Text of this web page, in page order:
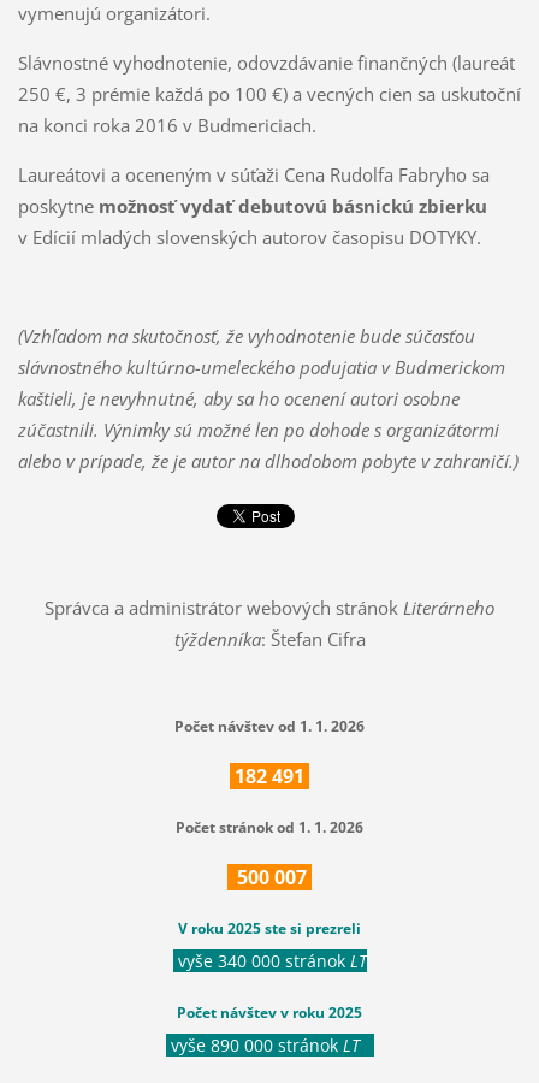
vymenujú organizátori.
Slávnostné vyhodnotenie, odovzdávanie finančných (laureát
250 €, 3 prémie každá po 100 €) a vecných cien sa uskutoční
na konci roka 2016 v Budmericiach.
Laureátovi a oceneným v súťaži Cena Rudolfa Fabryho sa
poskytne možnosť vydať debutovú básnickú zbierku
v Edícií mladých slovenských autorov časopisu DOTYKY.
(Vzhľadom na skutočnosť, že vyhodnotenie bude súčasťou
slávnostného kultúrno-umeleckého podujatia v Budmerickom
kaštieli, je nevyhnutné, aby sa ho ocenení autori osobne
zúčastnili. Výnimky sú možné len po dohode s organizátormi
alebo v prípade, že je autor na dlhodobom pobyte v zahraničí.)
Správca a administrátor webových stránok Literárneho
týždenníka: Štefan Cifra
Počet návštev od 1. 1. 2026
182491
Počet stránok od 1. 1. 2026
500007
V roku 2025 ste si prezreli
vyše 340 000 stránok LT
Počet návštev v roku 2025
vyše 890 000 stránok LT